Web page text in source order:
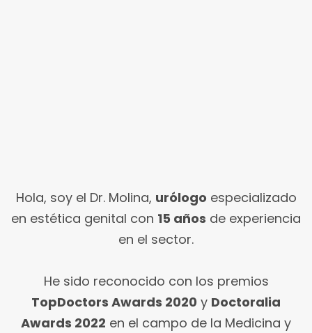
Hola, soy el Dr. Molina, urólogo especializado
en estética genital con 15 años de experiencia
en el sector.
He sido reconocido con los premios
TopDoctors Awards 2020 y Doctoralia
Awards 2022 en el campo de la Medicina y